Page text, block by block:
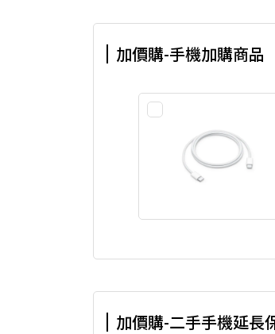
加價購-手機加購商品
加價購-二手手機延長